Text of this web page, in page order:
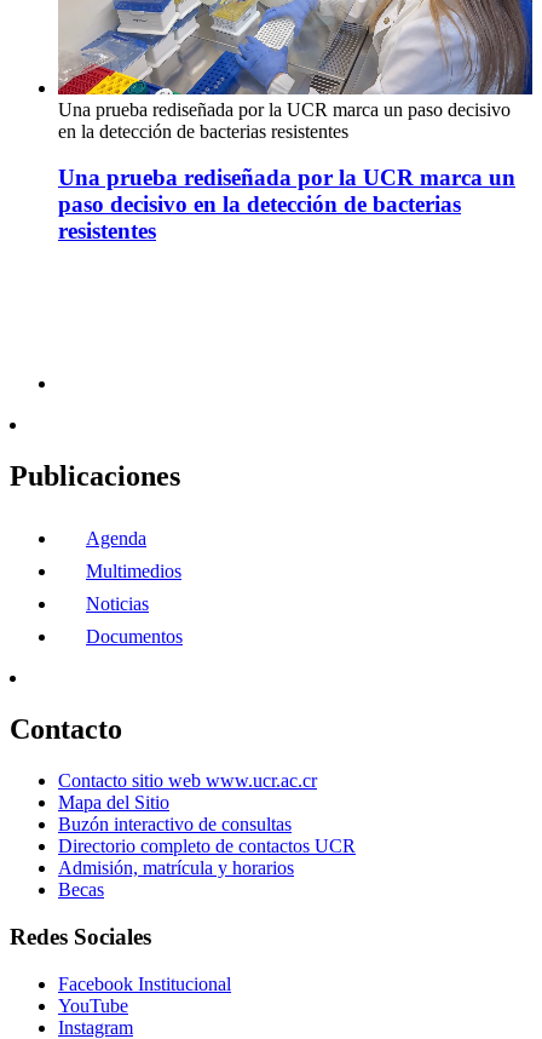
Una prueba rediseñada por la UCR marca un paso decisivo
en la detección de bacterias resistentes
Una prueba rediseñada por la UCR marca un
paso decisivo en la detección de bacterias
resistentes
Publicaciones
Agenda
Multimedios
Noticias
Documentos
Contacto
Contacto sitio web www.ucr.ac.cr
Mapa del Sitio
Buzón interactivo de consultas
Directorio completo de contactos UCR
Admisión, matrícula y horarios
Becas
Redes Sociales
Facebook Institucional
YouTube
Instagram